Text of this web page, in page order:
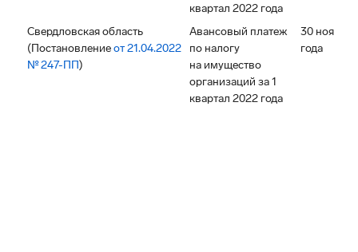
квартал 2022 года
Свердловская область
(Постановлениеот 21.04.2022
№ 247-ПП)
Авансовый платеж
по налогу
на имущество
организаций за 1
квартал 2022 года
30 ноября
года